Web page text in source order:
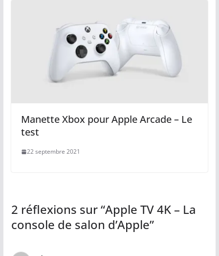
Manette Xbox pour Apple Arcade – Le
test
22 septembre 2021
2 réflexions sur “Apple TV 4K – La
console de salon d’Apple”